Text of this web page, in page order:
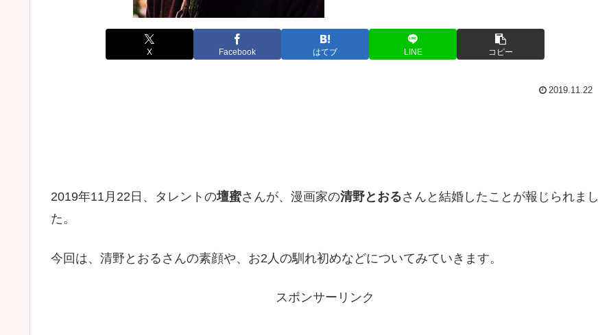
X Facebook はてブ LINE コピー
2019.11.22
2019年11月22日、タレントの壇蜜さんが、漫画家の清野とおるさんと結婚したことが報じられまし
た。
今回は、清野とおるさんの素顔や、お2人の馴れ初めなどについてみていきます。
スポンサーリンク